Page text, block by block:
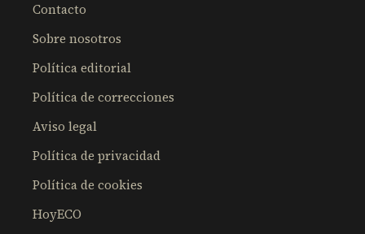
Contacto
Sobre nosotros
Política editorial
Política de correcciones
Aviso legal
Política de privacidad
Política de cookies
HoyECO